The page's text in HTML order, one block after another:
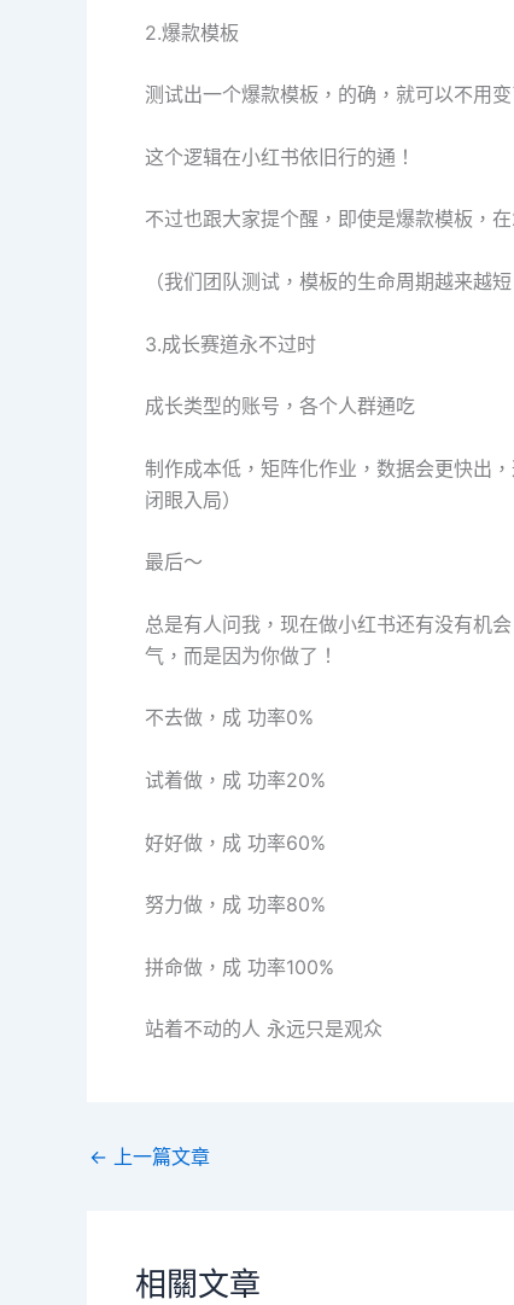
2.爆款模板
测试出一个爆款模板，的确，就可以不用
这个逻辑在小红书依旧行的通！
不过也跟大家提个醒，即使是爆款模板，
（我们团队测试，模板的生命周期越来越
3.成长赛道永不过时
成长类型的账号，各个人群通吃
制作成本低，矩阵化作业，数据会更快出
闭眼入局）
最后～
总是有人问我，现在做小红书还有没有机
气，而是因为你做了！
不去做，成 功率0%
试着做，成 功率20%
好好做，成 功率60%
努力做，成 功率80%
拼命做，成 功率100%
站着不动的人 永远只是观众
← 上一篇文章
相關文章